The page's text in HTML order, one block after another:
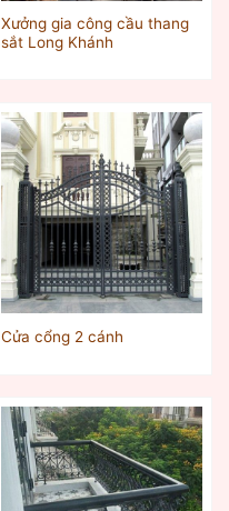
Xưởng gia công cầu thang
sắt Long Khánh
Cửa cổng 2 cánh